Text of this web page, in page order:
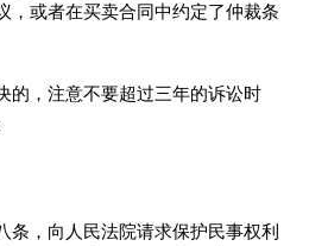
，或者在买卖合同中约定了仲裁条
的，注意不要超过三年的诉讼时
条，向人民法院请求保护民事权利